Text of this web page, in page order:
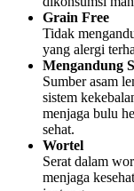
Grain Free
Tidak
yang alergi
Mengandung
Sumber asam
sistem
menjaga bulu
sehat.
Wortel
Serat dalam
menjaga